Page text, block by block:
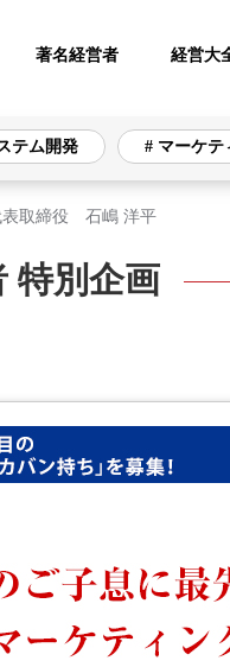
著名経営者 経営大
テム開発 # マーケテ
開発 # マーケティング
取締役 石嶋 洋平
特別企画